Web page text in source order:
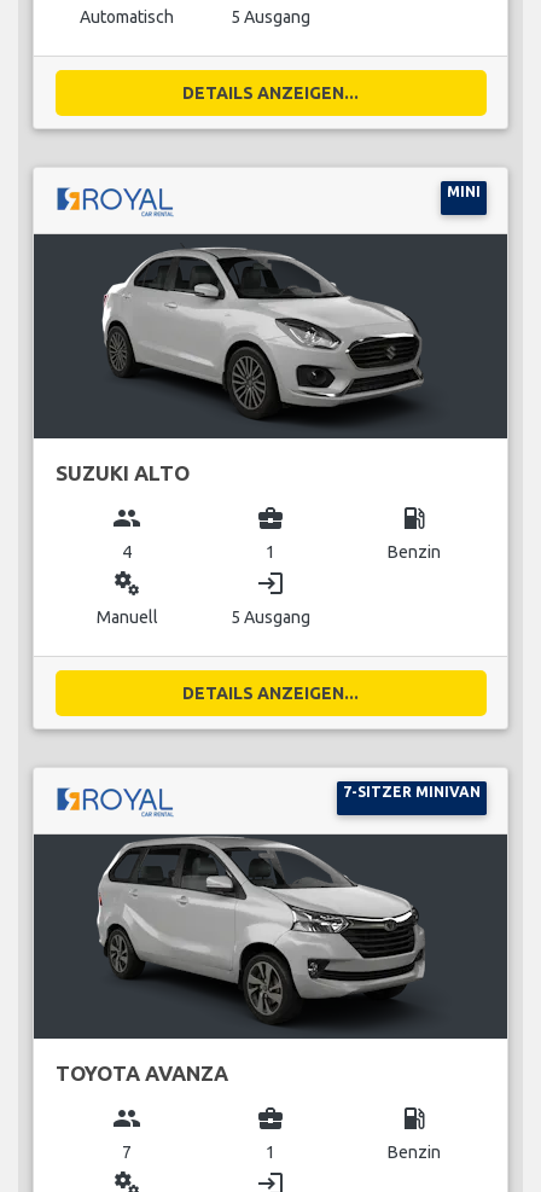
Automatisch 5 Ausgang
DETAILS ANZEIGEN...
MINI
SUZUKI ALTO
group
4
business_center
1
local_gas_station
Benzin
miscellaneous_services
Manuell
login
5 Ausgang
DETAILS ANZEIGEN...
7-SITZER MINIVAN
TOYOTA AVANZA
group
7
business_center
1
local_gas_station
Benzin
miscellaneous_services login